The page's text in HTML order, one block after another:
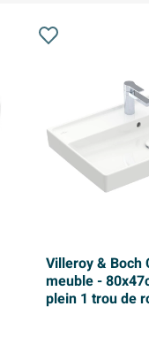
Villeroy & Boch
meuble -
plein 1 trou de